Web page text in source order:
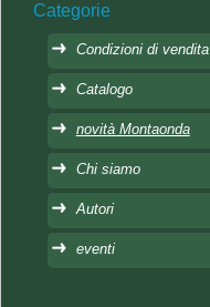
Categorie
Condizioni di vendita
Catalogo
novità Montaonda
Chi siamo
Autori
eventi